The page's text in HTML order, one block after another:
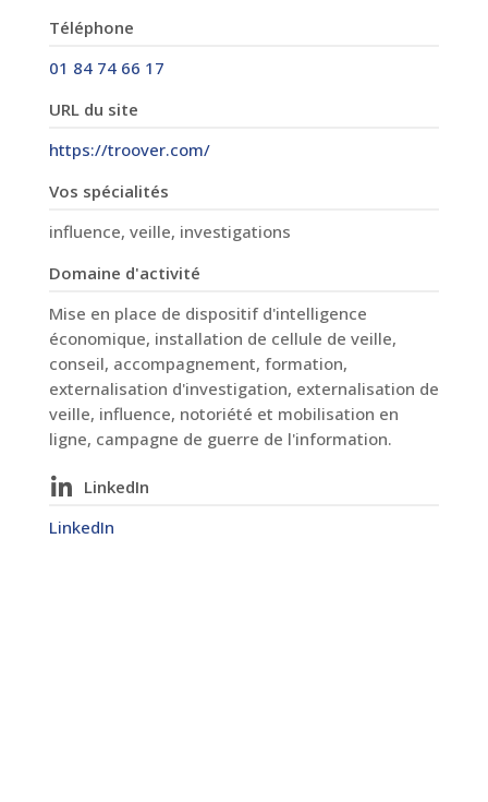
Téléphone
01 84 74 66 17
URL du site
https://troover.com/
Vos spécialités
influence, veille, investigations
Domaine d'activité
Mise en place de dispositif d'intelligence
économique, installation de cellule de veille,
conseil, accompagnement, formation,
externalisation d'investigation, externalisation de
veille, influence, notoriété et mobilisation en
ligne, campagne de guerre de l'information.
LinkedIn
LinkedIn